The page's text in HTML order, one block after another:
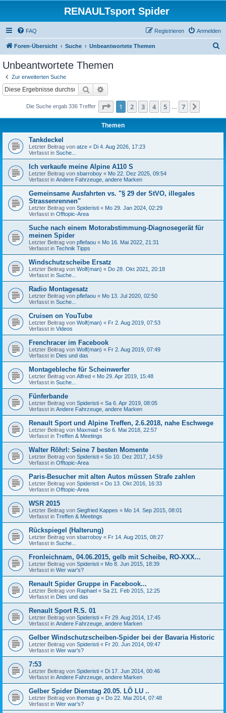
RENAULTsport Spider
FAQ Anmelden
Registrieren
Foren-Übersicht Suche Unbeantwortete Themen
Unbeantwortete Themen
Zur erweiterten Suche
Suche
Die Suche ergab 336 Treffer Seite 1von
1 2 3 4 5 7
Themen
Tankdeckel
Letzter Beitrag von atze « Di 4. Aug 2026, 17:23
Verfasst in Suche...
Ich verkaufe meine Alpine A110 S
Letzter Beitrag von sbarroboy « Mo 22. Dez 2025, 09:54
Verfasst in Andere Fahrzeuge, andere Marken
Gemeinsame Ausfahrten vs. "§ 29 der StVO, illegales
Strassenrennen"
Letzter Beitrag von Spideristi « Mo 29. Jan 2024, 02:29
Verfasst in Offtopic-Area
Suche nach einem Motorabstimmung-Diagnosegerät für
meinen Spider
Letzter Beitrag von pflefaou « Mo 16. Mai 2022, 21:31
Verfasst in Technik Tipps
Windschutzscheibe Ersatz
Letzter Beitrag von Wolf(man) « Do 28. Okt 2021, 20:18
Verfasst in Suche...
Radio Montagesatz
Letzter Beitrag von pflefaou « Mo 13. Jul 2020, 02:50
Verfasst in Suche...
Cruisen on YouTube
Letzter Beitrag von Wolf(man) « Fr 2. Aug 2019, 07:53
Verfasst in Videos
Frenchracer im Facebook
Letzter Beitrag von Wolf(man) « Fr 2. Aug 2019, 07:49
Verfasst in Dies und das
Montagebleche für Scheinwerfer
Letzter Beitrag von Alfred « Mo 29. Apr 2019, 15:48
Verfasst in Suche...
Fünferbande
Letzter Beitrag von Spideristi « Sa 6. Apr 2019, 08:05
Verfasst in Andere Fahrzeuge, andere Marken
Renault Sport und Alpine Treffen, 2.6.2018, nahe Eschwege
Letzter Beitrag von Maxmad « So 6. Mai 2018, 22:57
Verfasst in Treffen & Meetings
Walter Röhrl: Seine 7 besten Momente
Letzter Beitrag von Spideristi « So 10. Dez 2017, 14:59
Verfasst in Offtopic-Area
Paris-Besucher mit alten Autos müssen Strafe zahlen
Letzter Beitrag von Spideristi « Do 13. Okt 2016, 16:33
Verfasst in Offtopic-Area
WSR 2015
Letzter Beitrag von Siegfried Kappes « Mo 14. Sep 2015, 08:01
Verfasst in Treffen & Meetings
Rückspiegel (Halterung)
Letzter Beitrag von sbarroboy « Fr 14. Aug 2015, 08:27
Verfasst in Suche...
Fronleichnam, 04.06.2015, gelb mit Scheibe, RO-XXX...
Letzter Beitrag von Spideristi « Mo 8. Jun 2015, 18:39
Verfasst in Wer war's?
Renault Spider Gruppe in Facebook...
Letzter Beitrag von Raphael « Sa 21. Feb 2015, 12:25
Verfasst in Dies und das
Renault Sport R.S. 01
Letzter Beitrag von Spideristi « Fr 29. Aug 2014, 17:45
Verfasst in Andere Fahrzeuge, andere Marken
Gelber Windschutzscheiben-Spider bei der Bavaria Historic
Letzter Beitrag von Spideristi « Fr 20. Jun 2014, 09:47
Verfasst in Wer war's?
7:53
Letzter Beitrag von Spideristi « Di 17. Jun 2014, 00:46
Verfasst in Andere Fahrzeuge, andere Marken
Gelber Spider Dienstag 20.05. LÖ LU ..
Letzter Beitrag von thomas g « Do 22. Mai 2014, 07:48
Verfasst in Wer war's?